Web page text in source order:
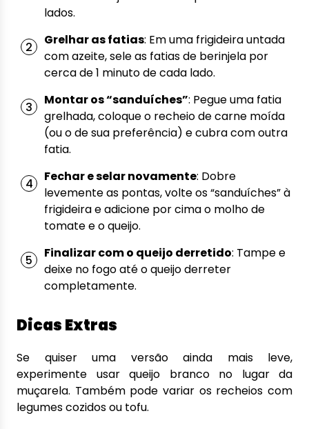
lados.
Grelhar as fatias: Em uma frigideira untada
com azeite, sele as fatias de berinjela por
cerca de 1 minuto de cada lado.
Montar os “sanduíches”: Pegue uma fatia
grelhada, coloque o recheio de carne moída
(ou o de sua preferência) e cubra com outra
fatia.
Fechar e selar novamente: Dobre
levemente as pontas, volte os “sanduíches” à
frigideira e adicione por cima o molho de
tomate e o queijo.
Finalizar com o queijo derretido: Tampe e
deixe no fogo até o queijo derreter
completamente.
Dicas Extras
Se quiser uma versão ainda mais leve,
experimente usar queijo branco no lugar da
muçarela. Também pode variar os recheios com
legumes cozidos ou tofu.